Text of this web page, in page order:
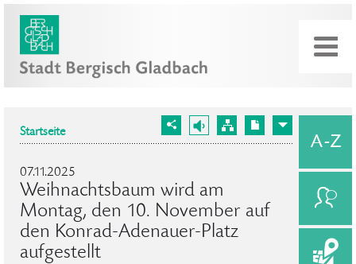
Startseite
07.11.2025
Weihnachtsbaum wird am
Montag, den 10. November auf
den Konrad-Adenauer-Platz
aufgestellt